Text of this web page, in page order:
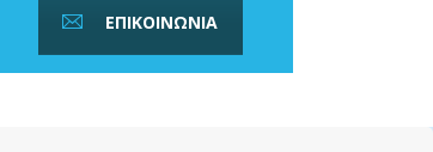
ΕΠΙΚΟΙΝΩΝΙΑ